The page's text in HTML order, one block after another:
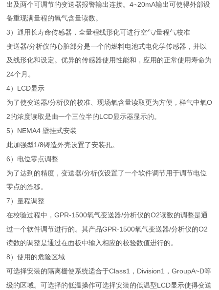
出及两个可调节的变送器报警输出连接。4~20mA输出可使得外部设
备重现满量程的氧气含量读数。
3 ）通用长寿命传感器，全量程线形化可进行空气/量程气校准
变送器/分析仪的心脏部分是一个的燃料电池式电化学传感器，并以
及线形化和设定。优异的传感器使用性能和，应用的正常使用寿命为
24个月。
4） LCD显示
为了使变送器/分析仪的校准、现场氧含量读取更为方便，样气中氧O
2的浓度读取是由一个三位半的LCD显示器显示的。
5 ） NEMA4壁挂式安装
此加强型1/8铸造外壳设置了安装孔。
6 ）电位零点调整
为了达到的精度，变送器/分析仪设置了一个软件调节用于调节电位
零点的漂移。
7 ）量程调整
在校验过程中，GPR-1500氧气变送器/分析仪的O2读数的调整是通
过一个软件调节进行的。其产品GPR-1500氧气变送器/分析仪的O2
读数的调整是通过在面板中输入相应的校验数值进行的。
8 ）使用的危险区域
可选择安装的隔离栅使系统适合于Class1 ， Division1 ，GroupA~D等
级的区域。可选择的低温操作可选择安装的低温型LCD显示使得变送